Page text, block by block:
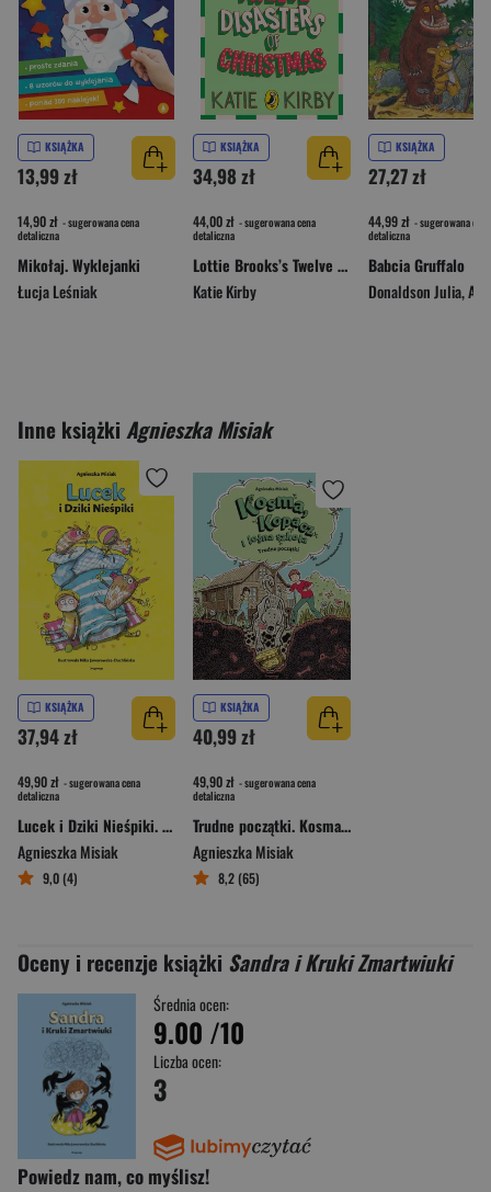
KSIĄŻKA
13,99 zł
14,90 zł - sugerowana cena
detaliczna
Mikołaj. Wyklejanki
Łucja Leśniak
KSIĄŻKA
34,98 zł
44,00 zł - sugerowana cena
detaliczna
Lottie Brooks’s Twelve Disasters of Christmas
Katie Kirby
KSIĄŻKA
27,27 zł
44,99 zł - sugerowana cena
detaliczna
Babcia Gruffalo
Donaldson Julia,Axel
Inne książki Agnieszka Misiak
KSIĄŻKA
37,94 zł
49,90 zł - sugerowana cena
detaliczna
Lucek i Dziki Nieśpiki. Moc emocji
Agnieszka Misiak
9,0 (4)
KSIĄŻKA
40,99 zł
49,90 zł - sugerowana cena
detaliczna
Trudne początki. Kosma, Kopacz i leśna szkoła
Agnieszka Misiak
8,2 (65)
Oceny i recenzje książki Sandra i Kruki Zmartwiuki
Średnia ocen:
9.00 /10
Liczba ocen:
3
Powiedz nam, co myślisz!